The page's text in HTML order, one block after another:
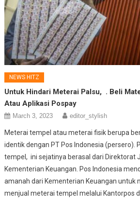
NEWS HITZ
Untuk Hindari Meterai Palsu, . Beli
Atau Aplikasi Pospay
March 3, 2023 editor_stylish
Meterai tempel atau meterai fisik berupa
identik dengan PT Pos Indonesia (persero).
tempel, ini sejatinya berasal dari Direktorat
Kementerian Keuangan. Pos Indonesia
amanah dari Kementerian Keuangan untuk
menjual meterai tempel melalui Kantorpos